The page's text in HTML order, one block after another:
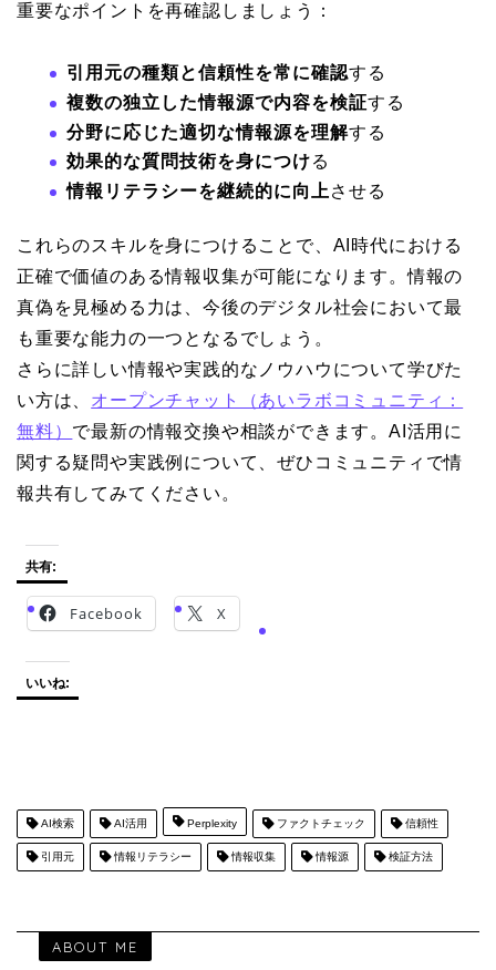
重要なポイントを再確認しましょう：
引用元の種類と信頼性を常に確認する
複数の独立した情報源で内容を検証する
分野に応じた適切な情報源を理解する
効果的な質問技術を身につける
情報リテラシーを継続的に向上 させる
これらのスキルを身につけることで、AI時代における
正確で価値のある情報収集が可能になります。情報の
真偽を見極める力は、今後のデジタル社会において最
も重要な能力の一つとなるでしょう。
さらに詳しい情報や実践的なノウハウについて学びた
い方は、 オープンチャット（あいラボコミュニティ：
無料） で最新の情報交換や相談ができます。AI活用に
関する疑問や実践例について、ぜひコミュニティで情
報共有してみてください。
共有:
Facebook X
いいね:
AI検索 AI活用 Perplexity ファクトチェック 信頼性
引用元 情報リテラシー 情報収集 情報源 検証方法
ABOUT ME